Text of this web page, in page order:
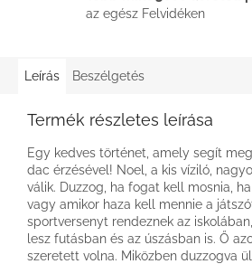
az egész Felvidéken
Leírás Beszélgetés
Termék részletes leírása
Egy kedves történet, amely segít
dac érzésével! Noel, a kis víziló,
válik. Duzzog, ha fogat kell mosnia,
vagy amikor haza kell mennie a
sportversenyt rendeznek az
lesz futásban és az úszásban is. Ő
szeretett volna. Miközben duzzogva